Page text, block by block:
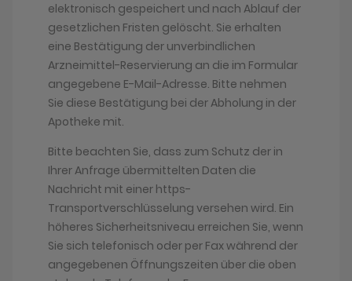
elektronisch gespeichert und nach Ablauf der
gesetzlichen Fristen gelöscht. Sie erhalten
eine Bestätigung der unverbindlichen
Arzneimittel-Reservierung an die im Formular
angegebene E-Mail-Adresse. Bitte nehmen
Sie diese Bestätigung bei der Abholung in der
Apotheke mit.
Bitte beachten Sie, dass zum Schutz der in
Ihrer Anfrage übermittelten Daten die
Nachricht mit einer https-
Transportverschlüsselung versehen wird. Ein
höheres Sicherheitsniveau erreichen Sie, wenn
Sie sich telefonisch oder per Fax während der
angegebenen Öffnungszeiten über die oben